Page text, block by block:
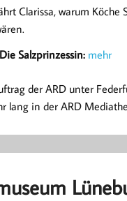
Clarissa, warum
Salzprinzessin: mehr
der ARD unter
lang in der ARD